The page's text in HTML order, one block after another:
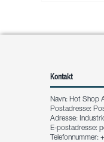
Kontakt
Navn: Hot Shop
Postadresse:
Adresse:
E-postadresse: